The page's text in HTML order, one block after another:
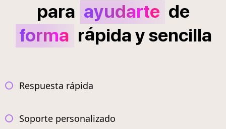
para ayudarte de
forma rápidaysencilla
Respuesta rápida
Soporte personalizado